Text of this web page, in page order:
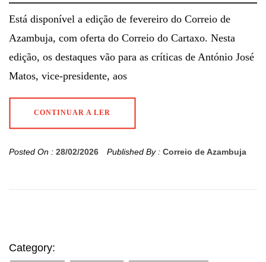
Está disponível a edição de fevereiro do Correio de
Azambuja, com oferta do Correio do Cartaxo. Nesta
edição, os destaques vão para as críticas de António José
Matos, vice-presidente, aos
CONTINUAR A LER
Posted On : 28/02/2026 Published By : Correio de Azambuja
Category: